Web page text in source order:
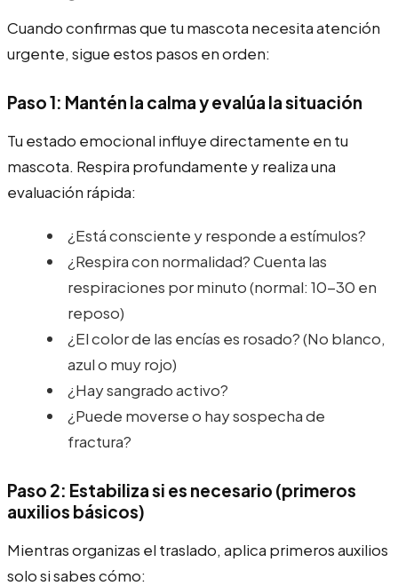
Cuando confirmas que tu mascota necesita atención
urgente, sigue estos pasos en orden:
Paso 1: Mantén la calma y evalúa la situación
Tu estado emocional influye directamente en tu
mascota. Respira profundamente y realiza una
evaluación rápida:
¿Está consciente y responde a estímulos?
¿Respira con normalidad? Cuenta las
respiraciones por minuto (normal: 10-30 en
reposo)
¿El color de las encías es rosado? (No blanco,
azul o muy rojo)
¿Hay sangrado activo?
¿Puede moverse o hay sospecha de
fractura?
Paso 2: Estabiliza si es necesario (primeros
auxilios básicos)
Mientras organizas el traslado, aplica primeros auxilios
solo si sabes cómo: